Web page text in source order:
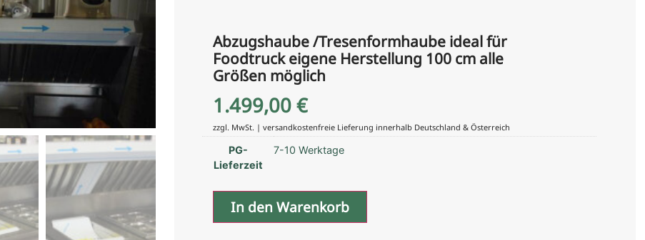
Abzugshaube /Tresenformhaube ideal für
Foodtruck eigene Herstellung 100 cm alle
Größen möglich
1.499,00€
zzgl. MwSt. | versandkostenfreie Lieferung innerhalb Deutschland & Österreich
PG-
Lieferzeit
7-10 Werktage
In den Warenkorb